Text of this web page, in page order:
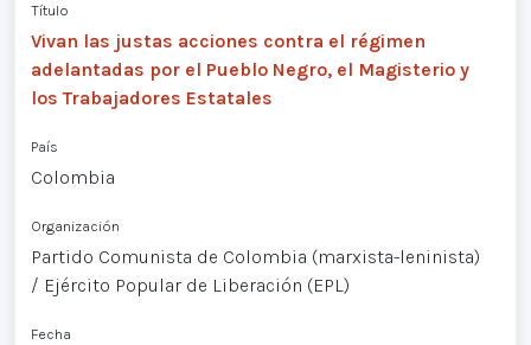
Título
Vivan las justas acciones contra el régimen
adelantadas por el Pueblo Negro, el Magisterio y
los Trabajadores Estatales
País
Colombia
Organización
Partido Comunista de Colombia (marxista-leninista)
/ Ejército Popular de Liberación (EPL)
Fecha